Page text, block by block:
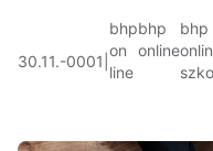
30.11.-0001
bhp
on
line
bhp
online
bhp